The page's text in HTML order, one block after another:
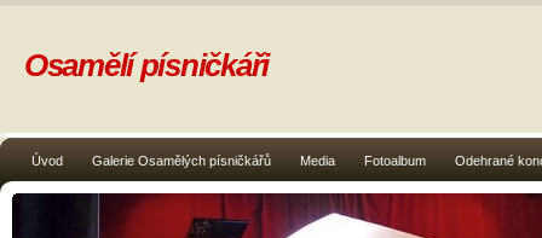
Úvod Galerie Osamělých písničkářů Media Fotoalbum Odehrané
Osamělí písničkáři